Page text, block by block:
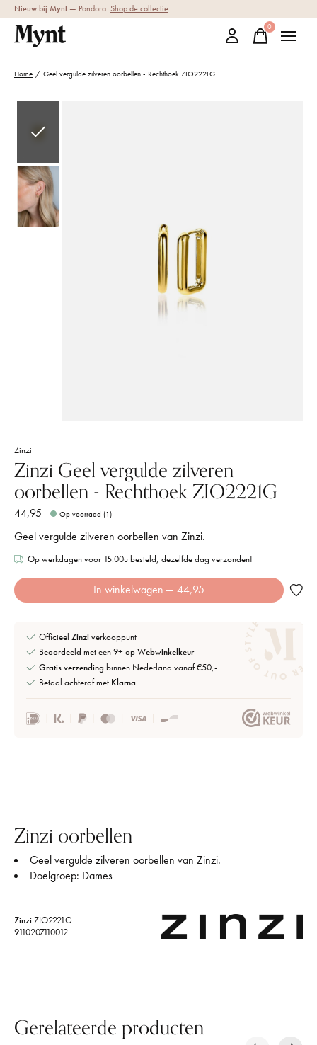
Nieuw bij Mynt — Pandora. Shop de collectie
0items
Home / Geel vergulde zilveren oorbellen - Rechthoek ZIO2221G
Zinzi
Zinzi Geel vergulde zilveren
oorbellen - Rechthoek ZIO2221G
44,95 Op voorraad (1)
Geel vergulde zilveren oorbellen van Zinzi.
Op werkdagen voor 15:00u besteld, dezelfde dag verzonden!
In winkelwagen — 44,95
Officieel Zinziverkooppunt
Beoordeeld met een 9+ opWebwinkelkeur
Gratis verzending binnen Nederland vanaf €50,-
Betaal achteraf met Klarna
Zinzi oorbellen
Geel vergulde zilveren oorbellen van Zinzi.
Doelgroep: Dames
ZinziZIO2221G
9110207110012
Gerelateerde producten